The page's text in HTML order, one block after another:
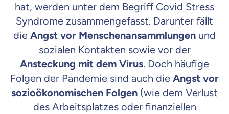
hat, werden unter dem Begriff Covid Stress
Syndrome zusammengefasst. Darunter fällt
die Angst vor Menschenansammlungen und
sozialen Kontakten sowie vor der
Ansteckung mit dem Virus. Doch häufige
Folgen der Pandemie sind auch die Angst vor
sozioökonomischen Folgen (wie dem Verlust
des Arbeitsplatzes oder finanziellen